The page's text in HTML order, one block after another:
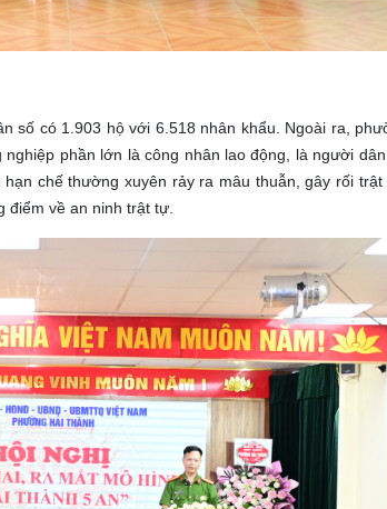
số có 1.903 hộ với 6.518 nhân khẩu. Ngoài ra,
phần lớn là công nhân lao động, là người
chế thường xuyên rảy ra mâu thuẫn, gây rối
về an ninh trật tự.